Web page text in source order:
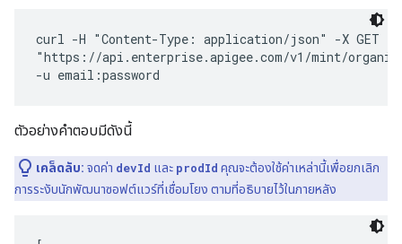
curl -H "Content-Type: application/json" -X GET \
"https://api.enterprise.apigee.com/v1/mint/
ตัวอย่างคำตอบมีดังนี้
เคล็ดลับ: จดค่า devId และ prodId คุณจะต้องใช้ค่าเหล่านี้เพื่อยกเลิก
การระงับนักพัฒนาซอฟต์แวร์ที่เชื่อมโยง ตามที่อธิบายไว้ในภายหลัง